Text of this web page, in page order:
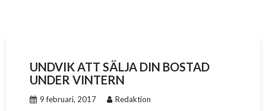
UNDVIK ATT SÄLJA DIN BOSTAD
UNDER VINTERN
9 februari, 2017 Redaktion